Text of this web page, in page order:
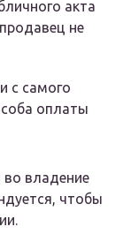
акта
не
с самого
оплаты
во владение
чтобы